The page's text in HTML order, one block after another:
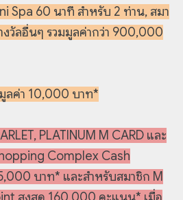
Spa 60 นาที สำหรับ 2 ท่าน, สมา
วัลอื่นๆ รวมมูลค่ากว่า 900,000
ลค่า 10,000 บาท*
PLATINUM M CARD และ
Complex Cash
บาท* และสำหรับสมาชิก M